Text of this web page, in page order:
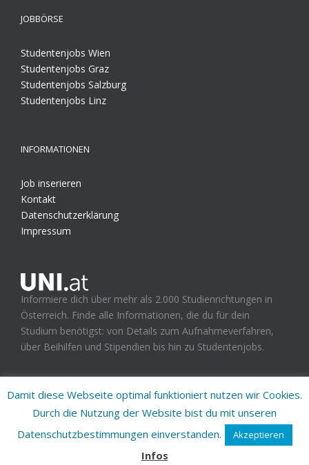
JOBBÖRSE
Studentenjobs Wien
Studentenjobs Graz
Studentenjobs Salzburg
Studentenjobs Linz
INFORMATIONEN
Job inserieren
Kontakt
Datenschutzerklärung
Impressum
Informiere dich über mehr als 2.000 Studienrichtungen in
Österreich. Finde alle Informationen, die du für dein
Studium benötigst: von Details zum Aufnahmeverfahren,
über Beihilfen und Stipendien bis hin zu Studentenjobs.
UNI.at - Studienplattform für Österreich
facebook
Damit diese Webseite optimal funktioniert nutzen wir Cookies.
Durch die Nutzung der Website bist du mit unseren
Datenschutzbestimmungen einverstanden.
Akzeptieren
Infos